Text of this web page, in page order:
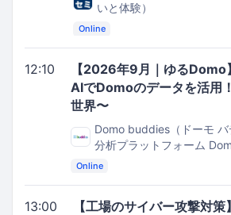
いと体験）
Online
12:10
【2026年9月｜ゆるDomo
AIでDomoのデータを活用
世界〜
Domo buddies（ドーモ バ
分析プラットフォーム
Online
13:00
【工場のサイバー攻撃対